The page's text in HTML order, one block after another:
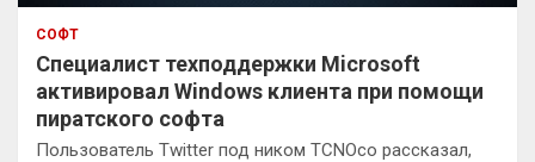
СОФТ
Специалист техподдержки Microsoft
активировал Windows клиента при помощи
пиратского софта
Пользователь Twitter под ником TCNOco рассказал,